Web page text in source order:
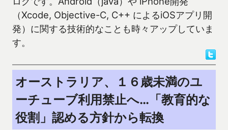
（Xcode, Objective-C, C++ によるiOSアプリ開
発）に関する技術的なことも時々アップしていま
す。
オーストラリア、１６歳未満のユ
ーチューブ利用禁止へ…「教育的な
役割」認める方針から転換